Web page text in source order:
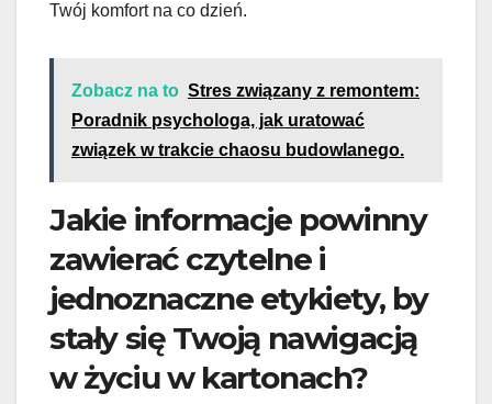
Twój komfort na co dzień.
Zobacz na to Stres związany z remontem:
Poradnik psychologa, jak uratować
związek w trakcie chaosu budowlanego.
Jakie informacje powinny
zawierać czytelne i
jednoznaczne etykiety, by
stały się Twoją nawigacją
w życiu w kartonach?